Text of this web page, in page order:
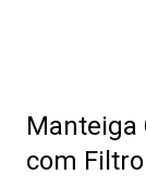
Manteiga
com